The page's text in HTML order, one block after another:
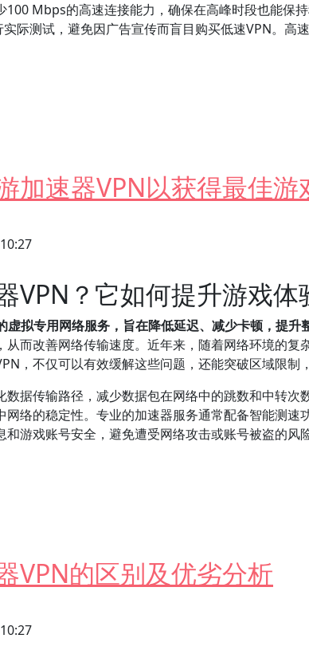
Mbps的高速连接能力，确保在高峰时段也能保
际测试，避免因广告宣传而盲目购买低速VPN。高
加速器VPN以获得最佳游
VPN？它如何提升游戏体
拟专用网络服务，旨在降低延迟、减少卡顿，提升
而改善网络传输速度。近年来，随着网络环境的
，不仅可以有效缓解这些问题，还能突破区域限制
据传输路径，减少数据包在网络中的跳数和中转
络的稳定性。专业的加速器服务通常配备智能测
游戏账号安全，避免遭受网络攻击或账号被盗的风险
VPN的区别及优劣分析